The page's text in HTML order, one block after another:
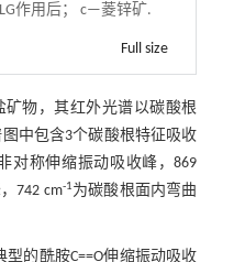
作用后； c—菱锌矿.
Full size
物，其红外光谱以碳酸根
中包含3个碳酸根特征吸收
对称伸缩振动吸收峰，869
742 cm-1为碳酸根面内弯曲
型的酰胺C==O伸缩振动吸收